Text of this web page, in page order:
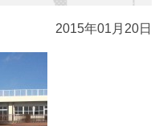
2015年01月20日